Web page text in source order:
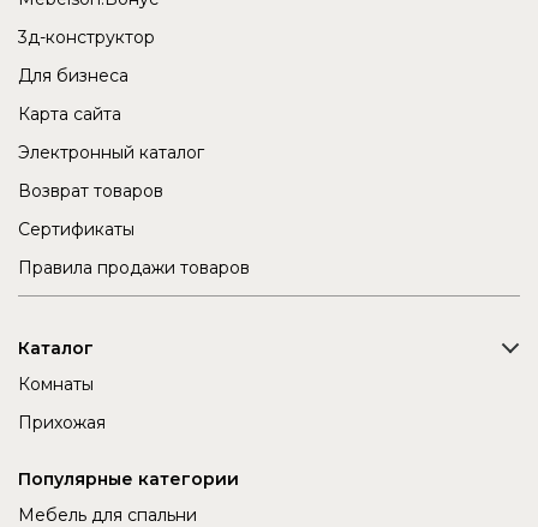
3д-конструктор
Для бизнеса
Карта сайта
Электронный каталог
Возврат товаров
Сертификаты
Правила продажи товаров
Каталог
Комнаты
Прихожая
Популярные категории
Мебель для спальни